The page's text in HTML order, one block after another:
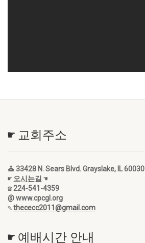
☛ 교회주소
⛪ 33428 N. Sears Blvd. Grayslake, IL 60030
☛ 오시는길 ☚
☎ 224-541-4359
@ www.cpcgl.org
✎thececc2011@gmail.com
☛ 예배시간 안내